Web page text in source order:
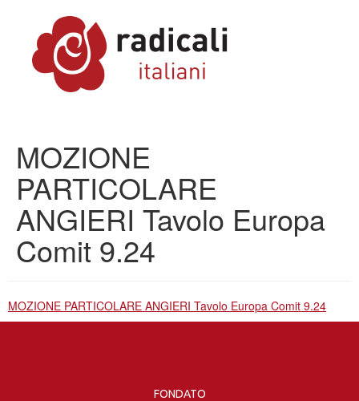
MOZIONE
PARTICOLARE
ANGIERI Tavolo Europa
Comit 9.24
MOZIONE PARTICOLARE ANGIERI Tavolo Europa Comit 9.24
FONDATO